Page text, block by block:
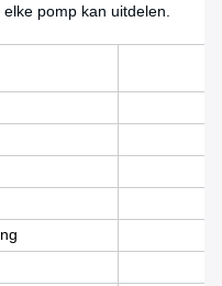
pomp kan uitdelen.